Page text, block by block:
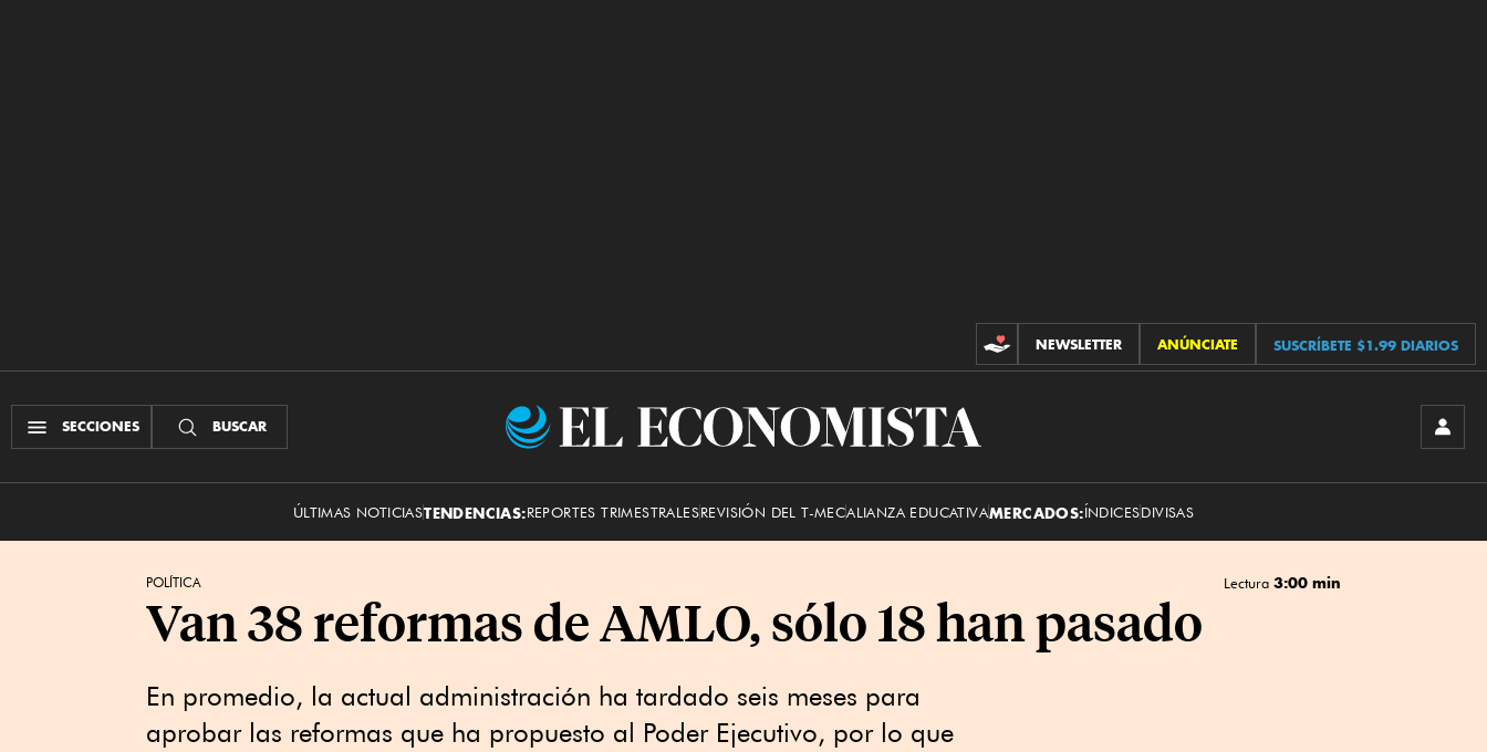
CONTRIBUCIONES
NEWSLETTER ANÚNCIATE SUSCRÍBETE $1.99 DIARIOS
SECCIONES BUSCAR
El
ÚLTIMAS NOTICIASTENDENCIAS:REPORTES TRIMESTRALESREVISIÓN DEL T-MECALIANZA EDUCATIVAMERCADOS:ÍNDICESDIVISAS
POLÍTICA Lectura 3:00 min
Van 38 reformas de AMLO, sólo 18 han pasado
En promedio, la actual administración ha tardado seis meses para
aprobar las reformas que ha propuesto al Poder Ejecutivo, por lo que